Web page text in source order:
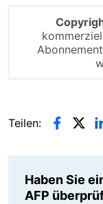
Teilen:
Haben Sie
AFP